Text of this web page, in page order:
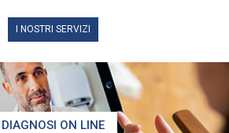
I NOSTRI SERVIZI
DIAGNOSI ON LINE